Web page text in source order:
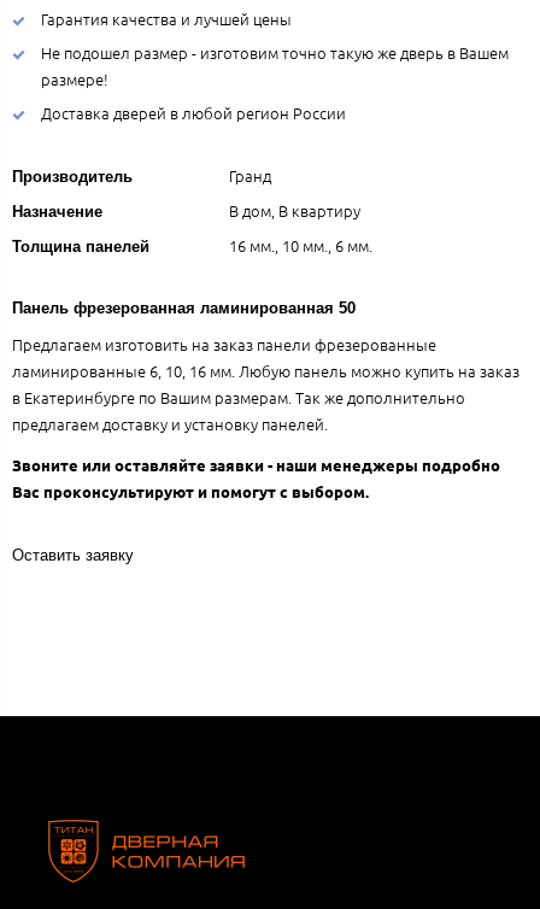
Гарантия качества и лучшей цены
Не подошел размер - изготовим точно такую же дверь в Вашем
размере!
Доставка дверей в любой регион России
Производитель Гранд
Назначение В дом, В квартиру
Толщина панелей 16 мм., 10 мм., 6 мм.
Панель фрезерованная ламинированная 50
Предлагаем изготовить на заказ панели фрезерованные
ламинированные 6, 10, 16 мм. Любую панель можно купить на заказ
в Екатеринбурге по Вашим размерам. Так же дополнительно
предлагаем доставку и установку панелей.
Звоните или оставляйте заявки - наши менеджеры подробно
Вас проконсультируют и помогут с выбором.
Оставить заявку